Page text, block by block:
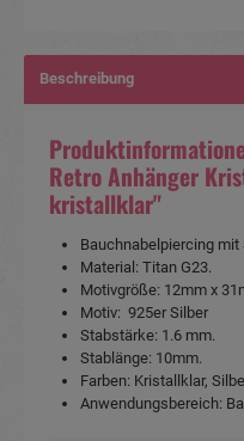
Beschreibung
Retro Anhänger
kristallklar"
Bauchnabelpiercing mit
Material: Titan G23.
Motivgröße: 12mm x
Motiv: 925er Silber
Stabstärke: 1.6 mm.
Stablänge: 10mm.
Farben: Kristallklar,
Anwendungsbereich: